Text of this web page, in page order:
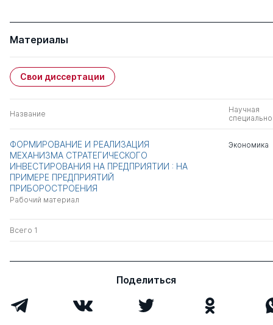
Материалы
Свои диссертации
Название
Научная
ФОРМИРОВАНИЕ И РЕАЛИЗАЦИЯ
МЕХАНИЗМА СТРАТЕГИЧЕСКОГО
ИНВЕСТИРОВАНИЯ НА ПРЕДПРИЯТИИ : НА
ПРИМЕРЕ ПРЕДПРИЯТИЙ
ПРИБОРОСТРОЕНИЯ
Рабочий материал
Экономика
Всего 1
Поделиться